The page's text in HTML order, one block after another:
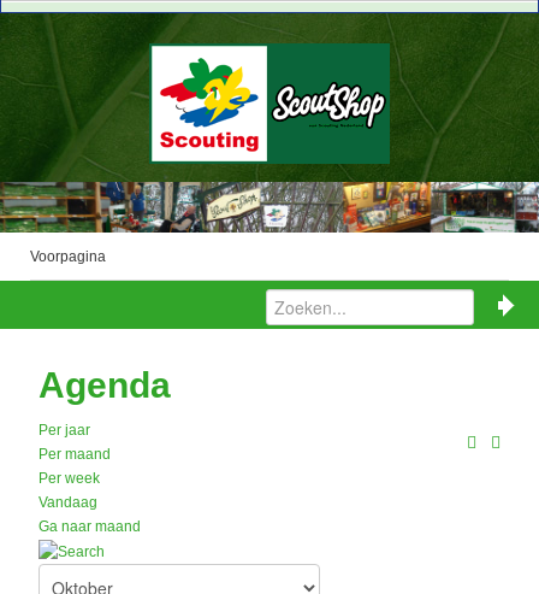
Voorpagina
Agenda
Per jaar
Per maand
Per week
Vandaag
Ga naar maand